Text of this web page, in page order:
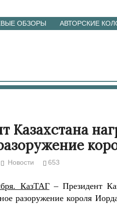
ОБЗОРЫ АВТОРСКИЕ
Казахстана
Новости 653
КазТАГ– Президент
разоружение короля